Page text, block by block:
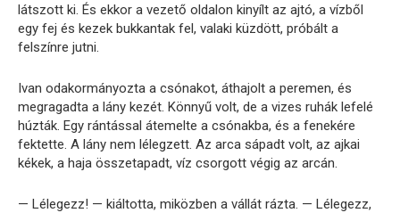
látszott ki. És ekkor a vezető oldalon kinyílt az ajtó, a vízből
egy fej és kezek bukkantak fel, valaki küzdött, próbált a
felszínre jutni.
Ivan odakormányozta a csónakot, áthajolt a peremen, és
megragadta a lány kezét. Könnyű volt, de a vizes ruhák lefelé
húzták. Egy rántással átemelte a csónakba, és a fenekére
fektette. A lány nem lélegzett. Az arca sápadt volt, az ajkai
kékek, a haja összetapadt, víz csorgott végig az arcán.
— Lélegezz! — kiáltotta, miközben a vállát rázta. — Lélegezz,